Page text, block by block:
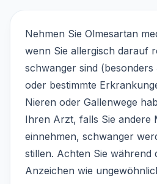
Nehmen Sie Olmesartan
wenn Sie allergisch darauf
schwanger sind (besonders
oder bestimmte
Nieren oder Gallenwege
Ihren Arzt, falls Sie andere
einnehmen, schwanger
stillen. Achten Sie während
Anzeichen wie